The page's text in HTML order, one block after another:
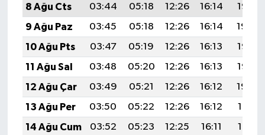
8 Ağu Cts
03:44 05:18 12:26 16:14
19:25
9 Ağu Paz
03:45 05:18 12:26 16:14
19:24
10 Ağu Pts
03:47 05:19 12:26 16:13
19:23
11 Ağu Sal
03:48 05:20 12:26 16:13
19:22
12 Ağu Çar
03:49 05:21 12:26 16:12
19:20
13 Ağu Per
03:50 05:22 12:26 16:12
19:19
14 Ağu Cum
03:52 05:23 12:25 16:11
19:18